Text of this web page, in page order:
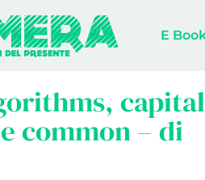
E
common – di